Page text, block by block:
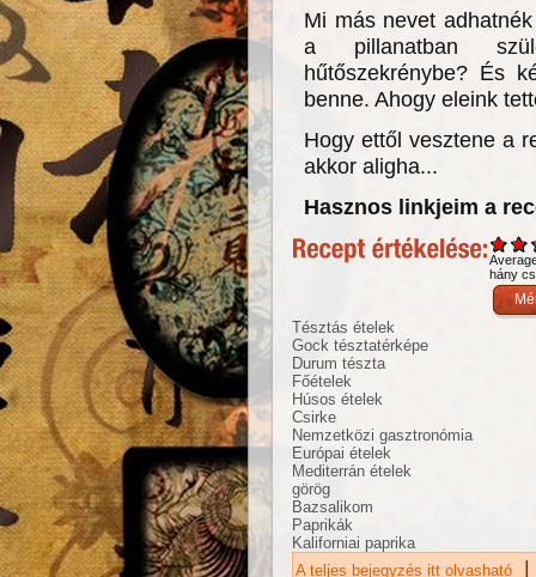
Mi más nevet
a pillanatban
hűtőszekrénybe? És
benne. Ahogy eleink
Hogy ettől vesztene a
akkor aligha...
Hasznos linkjeim a
hány
Tésztás ételek
Gock tésztatérképe
Durum tészta
Főételek
Húsos ételek
Csirke
Nemzetközi gasztronómia
Európai ételek
Mediterrán ételek
görög
Bazsalikom
Paprikák
Kaliforniai paprika
A teljes bejegyzés itt olvasható
|